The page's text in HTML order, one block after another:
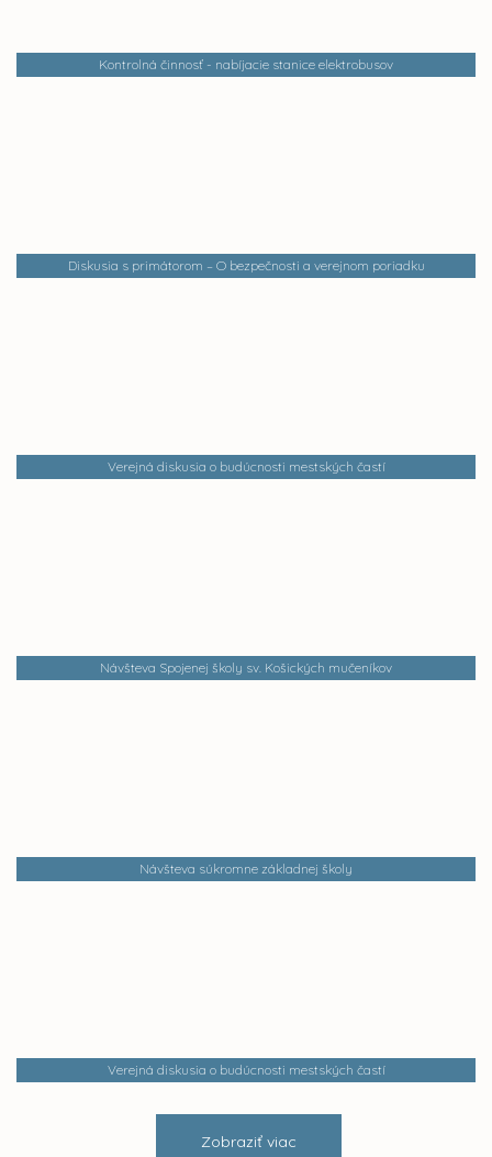
Kontrolná činnosť - nabíjacie stanice elektrobusov
Diskusia s primátorom – O bezpečnosti a verejnom poriadku
Verejná diskusia o budúcnosti mestských častí
Návšteva Spojenej školy sv. Košických mučeníkov
Návšteva súkromne základnej školy
Verejná diskusia o budúcnosti mestských častí
Zobraziť viac